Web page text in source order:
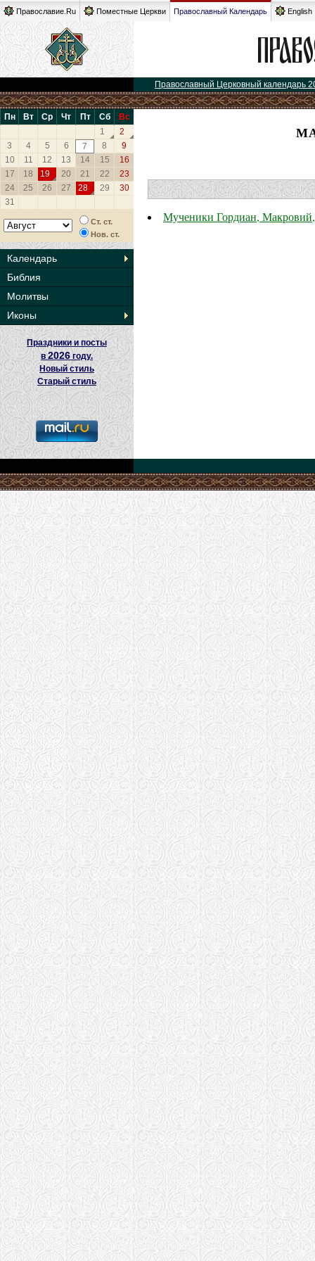
Православие.Ru Поместные Церкви Православный Календарь English
Православный Церковный календарь
Пн Вт Ср Чт Пт Сб
Вс
1
2
3
4 5 6 7 8
9
10
11 12 13 14 15
16
17
18 19 20 21 22
23
24
25 26 27 28 29
30
31
Ст. ст.
Нов. ст.
Календарь
Библия
Молитвы
Иконы
Праздники и посты
в2026 году.
Новый стиль
Старый стиль
Мученики Гордиан,